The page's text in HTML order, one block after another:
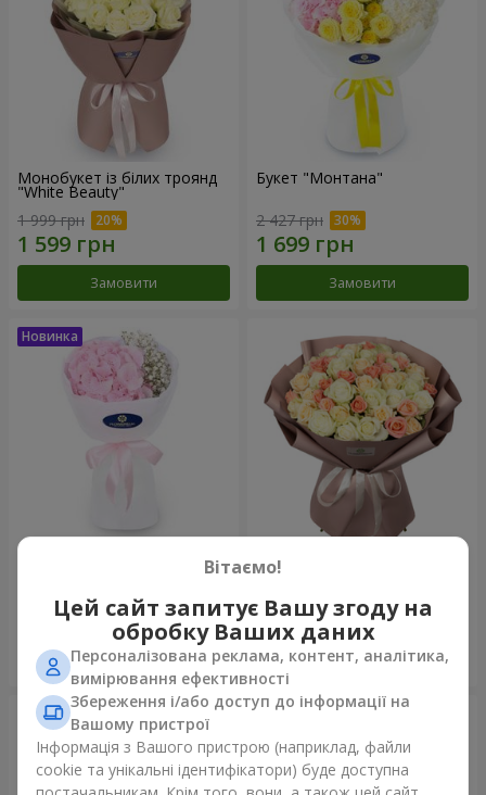
Монобукет із білих троянд
"White Beauty"
1 999 грн
Замовити
Букет "Монтана"
2 427 грн
Замовити
1 175 грн
Замовити
4 427 грн
Замовити
Вітаємо!
Цей сайт запитує Вашу згоду на
обробку Ваших даних
Персоналізована реклама, контент, аналітика,
вимірювання ефективності
Збереження і/або доступ до інформації на
Вашому пристрої
Інформація з Вашого пристрою (наприклад, файли
cookie та унікальні ідентифікатори) буде доступна